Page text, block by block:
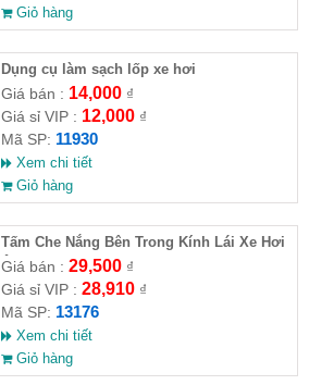
Giỏ hàng
Dụng cụ làm sạch lốp xe hơi
Giá bán : 14,000₫
Giá sỉ VIP : 12,000₫
Mã SP: 11930
Xem chi tiết
Giỏ hàng
Tấm Che Nắng Bên Trong Kính Lái Xe Hơi
Ô Tô Có Phản Quang
Giá bán : 29,500₫
Giá sỉ VIP : 28,910₫
Mã SP: 13176
Xem chi tiết
Giỏ hàng